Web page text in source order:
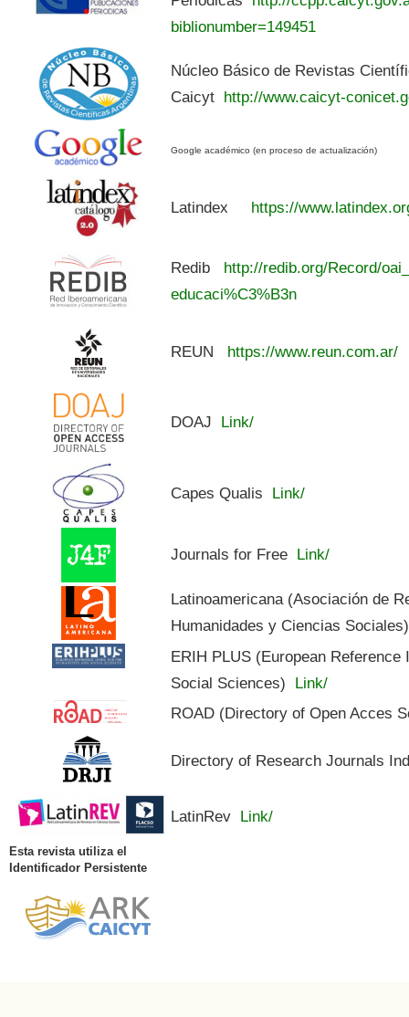
biblionumber=149451
Núcleo Básico de Revistas
Caicyt http://www.caicyt-
Google académico (en proceso de actualización)
Latindex https://
Redib
http://redib.org/Record/
educaci%C3%B3n
REUN https://www.reun.com.ar/
DOAJ Link/
Capes Qualis Link/
Journals for Free Link/
Latinoamericana (Asociación de
Humanidades y Ciencias Sociales)
ERIH PLUS (European
Social Sciences) Link/
ROAD (Directory of Open Acces
Directory of Research Journals
LatinRev Link/
Esta revista utiliza el
Identificador Persistente